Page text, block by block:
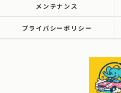
メンテナンス
プライバシーポリシー